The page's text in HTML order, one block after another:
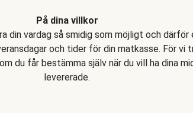
På dina villkor
din vardag så smidig som möjligt och därför
och tider för din matkasse. För vi
du får bestämma själv när du vill ha dina
levererade.